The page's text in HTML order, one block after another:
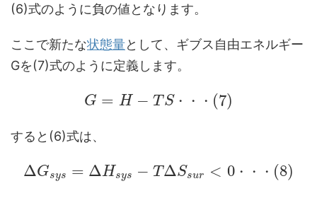
(6)式のように負の値となります。
ここで新たな状態量として、ギブス自由エネルギー
Gを(7)式のように定義します。
G = H − T S ・ ・ ・ (7)
すると(6)式は、
ΔGsys = ΔHsys − T ΔSsur < 0・ ・ ・ (8)